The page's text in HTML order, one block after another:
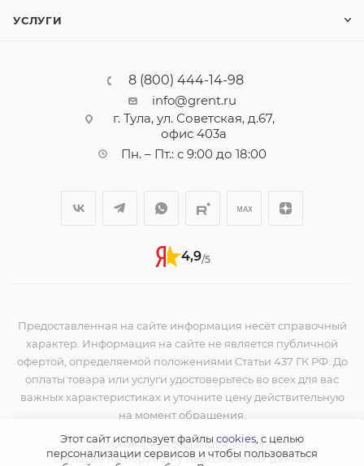
УСЛУГИ
8 (800) 444-14-98
info@grent.ru
г. Тула, ул. Советская, д.67,
офис 403а
Пн. – Пт.: с 9:00 до 18:00
4,9/5
Предоставленная на сайте информация несёт справочный
характер. Информация на сайте не является публичной
офертой, определяемой положениями Статьи 437 ГК РФ. До
оплаты товара или услуги удостоверьтесь во всех для вас
важных характеристиках и уточните цену действительную
на момент обращения.
Политика конфиденциальности
Согласие на обработку персональных данных
Этот сайт использует файлы cookies, с целью
персонализации сервисов и чтобы пользоваться